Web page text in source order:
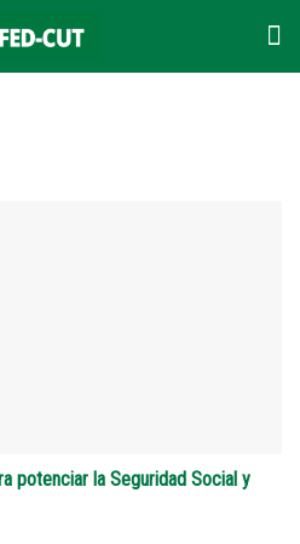
potenciar la Seguridad Social y